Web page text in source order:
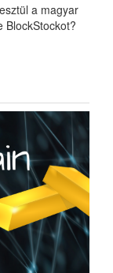
a magyar
BlockStockot?